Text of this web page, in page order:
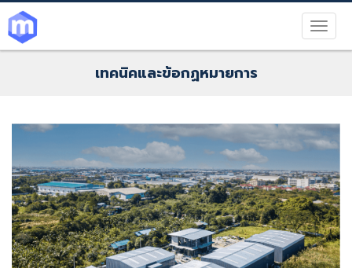
เทคนิคและข้อกฏหมายการ